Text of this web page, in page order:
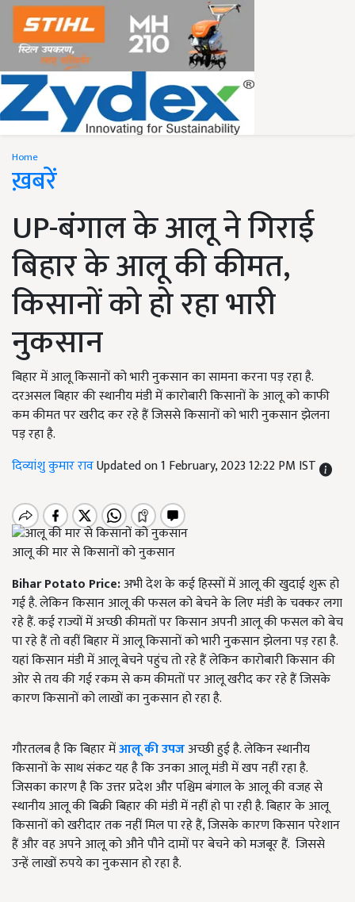
Home
ख़बरें
UP-बंगाल के आलू ने गिराई
बिहार के आलू की कीमत,
किसानों को हो रहा भारी
नुकसान
बिहार में आलू किसानों को भारी नुकसान का सामना करना पड़ रहा है.
दरअसल बिहार की स्थानीय मंडी में कारोबारी किसानों के आलू को काफी
कम कीमत पर खरीद कर रहे हैं जिससे किसानों को भारी नुकसान झेलना
पड़ रहा है.
दिव्यांशु कुमार रावUpdated on 1 February, 2023 12:22 PM IST
आलू की मार से किसानों को नुकसान
Bihar Potato Price:अभी देश के कई हिस्सों में आलू की खुदाई शुरू हो
गई है. लेकिन किसान आलू की फसल को बेचने के लिए मंडी के चक्कर लगा
रहे हैं. कई राज्यों में अच्छी कीमतों पर किसान अपनी आलू की फसल को बेच
पा रहे हैं तो वहीं बिहार में आलू किसानों को भारी नुकसान झेलना पड़ रहा है.
यहां किसान मंडी में आलू बेचने पहुंच तो रहे हैं लेकिन कारोबारी किसान की
ओर से तय की गई रकम से कम कीमतों पर आलू खरीद कर रहे हैं जिसके
कारण किसानों को लाखों का नुकसान हो रहा है.
गौरतलब है कि बिहार मेंआलू की उपजअच्छी हुई है. लेकिन स्थानीय
किसानों के साथ संकट यह है कि उनका आलू मंडी में खप नहीं रहा है.
जिसका कारण है कि उत्तर प्रदेश और पश्चिम बंगाल के आलू की वजह से
स्थानीय आलू की बिक्री बिहार की मंडी में नहीं हो पा रही है. बिहार के आलू
किसानों को खरीदार तक नहीं मिल पा रहे हैं, जिसके कारण किसान परेशान
हैं और वह अपने आलू को औने पौने दामों पर बेचने को मजबूर हैं. जिससे
उन्हें लाखों रुपये का नुकसान हो रहा है.